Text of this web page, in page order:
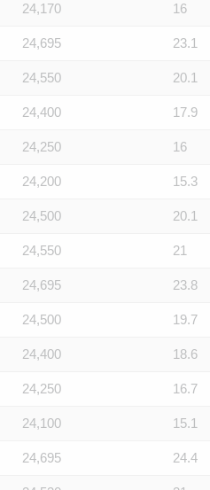
24,170 16
24,695 23.1
24,550 20.1
24,400 17.9
24,250 16
24,200 15.3
24,500 20.1
24,550 21
24,695 23.8
24,500 19.7
24,400 18.6
24,250 16.7
24,100 15.1
24,695 24.4